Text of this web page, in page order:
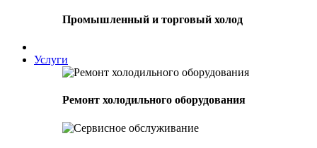
Промышленный и торговый холод
Услуги
Ремонт холодильного оборудования